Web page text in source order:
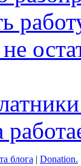
блога | Donation.